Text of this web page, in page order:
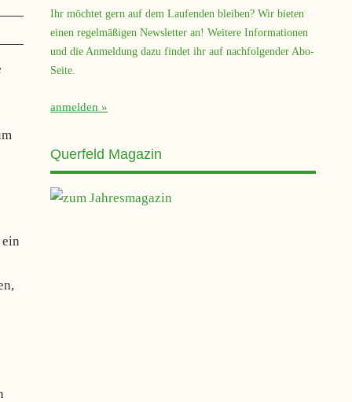
Ihr möchtet gern auf dem Laufenden bleiben? Wir bieten
einen regelmäßigen Newsletter an! Weitere Informationen
und die Anmeldung dazu findet ihr auf nachfolgender Abo-
Seite.
anmelden
Querfeld Magazin